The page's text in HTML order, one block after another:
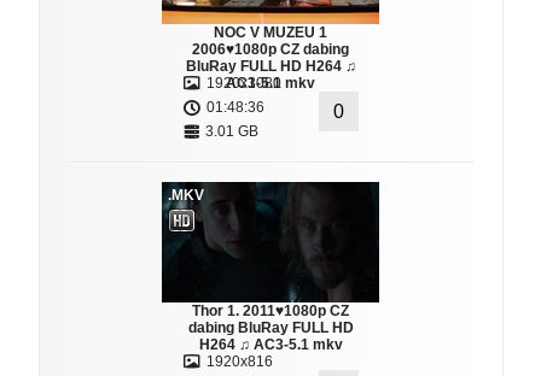
NOC V MUZEU 1
2006♥1080p CZ dabing
BluRay FULL HD H264 ♫
AC3-5.1 mkv
1920x1080
01:48:36
3.01 GB
0
.MKV
Thor 1. 2011♥1080p CZ
dabing BluRay FULL HD
H264 ♫ AC3-5.1 mkv
1920x816